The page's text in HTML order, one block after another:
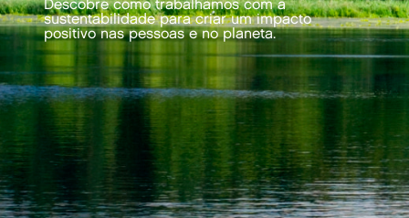
Descobre como trabalhamos com a
sustentabilidade para criar um impacto
positivo nas pessoas e no planeta.